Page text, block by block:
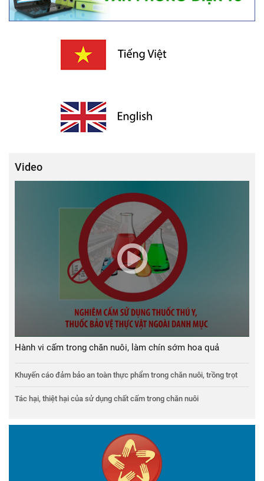
Video
Hành vi cấm trong chăn nuôi, làm chín sớm hoa quả
Khuyến cáo đảm bảo an toàn thực phẩm trong chăn nuôi, trồng trọt
Tác hại, thiệt hại của sử dụng chất cấm trong chăn nuôi